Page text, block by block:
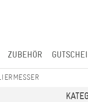
ZUBEHÖR